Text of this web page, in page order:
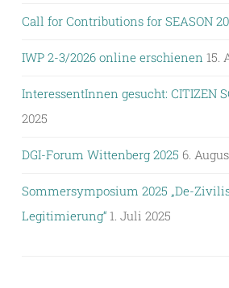
Call for Contributions for SEASON
IWP 2-3/2026 online erschienen 15.
InteressentInnen gesucht: CITIZEN
2025
DGI-Forum Wittenberg 2025 6.
Sommersymposium 2025 „De-
Legitimierung“ 1. Juli 2025